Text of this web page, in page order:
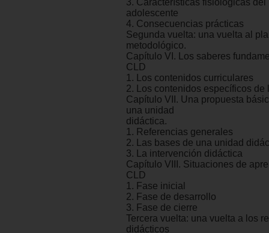
3. Características fisiológicas del
adolescente
4. Consecuencias prácticas
Segunda vuelta: una vuelta al
metodológico.
Capítulo VI. Los saberes
CLD
1. Los contenidos curriculares
2. Los contenidos específicos de
Capítulo VII. Una propuesta
una unidad
didáctica.
1. Referencias generales
2. Las bases de una unidad
3. La intervención didáctica
Capítulo VIII. Situaciones de
CLD
1. Fase inicial
2. Fase de desarrollo
3. Fase de cierre
Tercera vuelta: una vuelta a los
didácticos